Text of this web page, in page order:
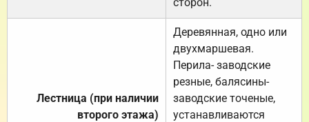
Лестница (при наличии
второго этажа)
Деревянная, одно или
двухмаршевая.
Перила- заводские
резные, балясины-
заводские точеные,
устанавливаются